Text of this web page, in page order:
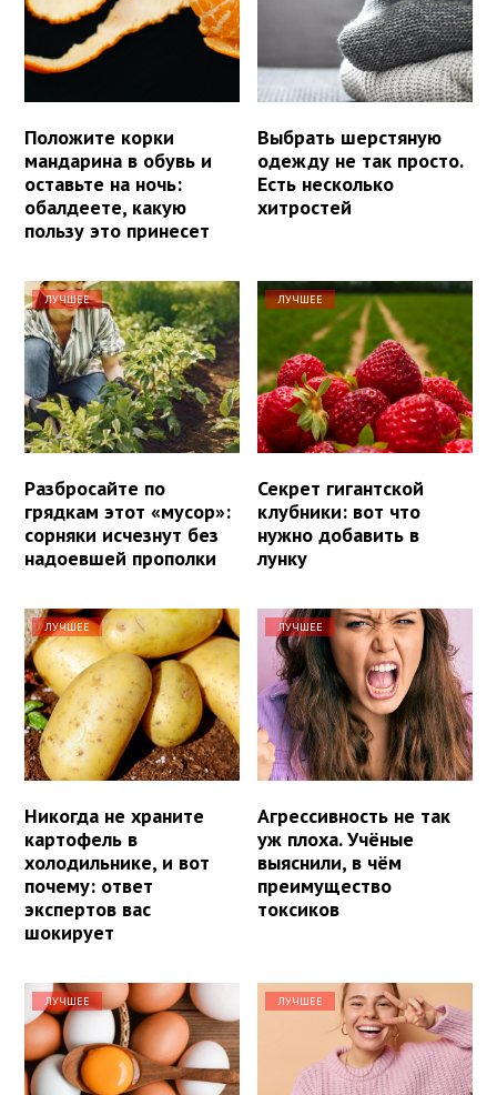
Положите корки
мандарина в обувь и
оставьте на ночь:
обалдеете, какую
пользу это принесет
Выбрать шерстяную
одежду не так просто.
Есть несколько
хитростей
ЛУЧШЕЕ
Разбросайте по
грядкам этот «мусор»:
сорняки исчезнут без
надоевшей прополки
ЛУЧШЕЕ
Секрет гигантской
клубники: вот что
нужно добавить в
лунку
ЛУЧШЕЕ
Никогда не храните
картофель в
холодильнике, и вот
почему: ответ
экспертов вас
шокирует
ЛУЧШЕЕ
Агрессивность не так
уж плоха. Учёные
выяснили, в чём
преимущество
токсиков
ЛУЧШЕЕ ЛУЧШЕЕ